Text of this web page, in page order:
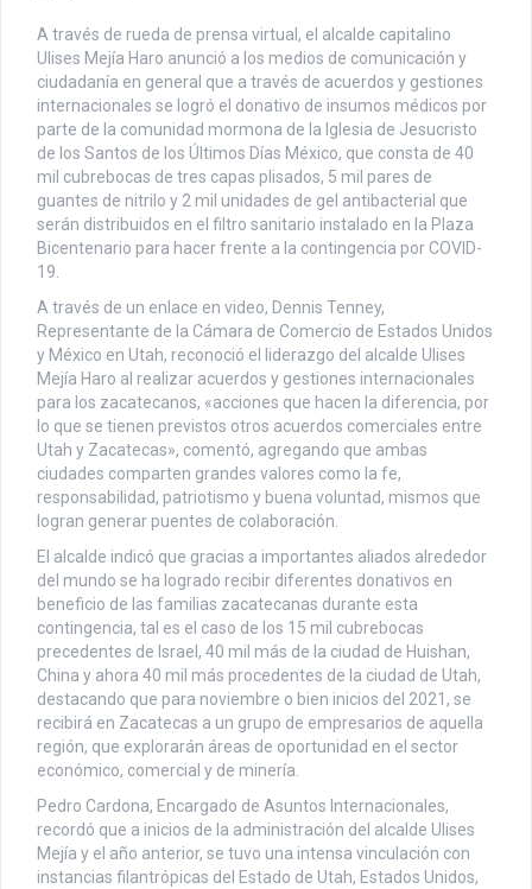
A través de rueda de prensa virtual, el alcalde capitalino
Ulises Mejía Haro anunció a los medios de comunicación y
ciudadanía en general que a través de acuerdos y gestiones
internacionales se logró el donativo de insumos médicos por
parte de la comunidad mormona de la Iglesia de Jesucristo
de los Santos de los Últimos Días México, que consta de 40
mil cubrebocas de tres capas plisados, 5 mil pares de
guantes de nitrilo y 2 mil unidades de gel antibacterial que
serán distribuidos en el filtro sanitario instalado en la Plaza
Bicentenario para hacer frente a la contingencia por COVID-
19.
A través de un enlace en video, Dennis Tenney,
Representante de la Cámara de Comercio de Estados Unidos
y México en Utah, reconoció el liderazgo del alcalde Ulises
Mejía Haro al realizar acuerdos y gestiones internacionales
para los zacatecanos, «acciones que hacen la diferencia, por
lo que se tienen previstos otros acuerdos comerciales entre
Utah y Zacatecas», comentó, agregando que ambas
ciudades comparten grandes valores como la fe,
responsabilidad, patriotismo y buena voluntad, mismos que
logran generar puentes de colaboración.
El alcalde indicó que gracias a importantes aliados alrededor
del mundo se ha logrado recibir diferentes donativos en
beneficio de las familias zacatecanas durante esta
contingencia, tal es el caso de los 15 mil cubrebocas
precedentes de Israel, 40 mil más de la ciudad de Huishan,
China y ahora 40 mil más procedentes de la ciudad de Utah,
destacando que para noviembre o bien inicios del 2021, se
recibirá en Zacatecas a un grupo de empresarios de aquella
región, que explorarán áreas de oportunidad en el sector
económico, comercial y de minería.
Pedro Cardona, Encargado de Asuntos Internacionales,
recordó que a inicios de la administración del alcalde Ulises
Mejía y el año anterior, se tuvo una intensa vinculación con
instancias filantrópicas del Estado de Utah, Estados Unidos,